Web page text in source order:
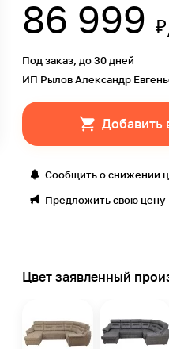
86 999
Под заказ, до 30 дней
ИП Рылов Александр
Добавить
Сообщить о снижении
Предложить свою цену
Цвет заявленный